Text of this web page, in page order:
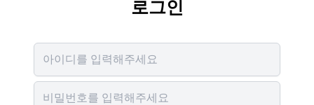
로그인